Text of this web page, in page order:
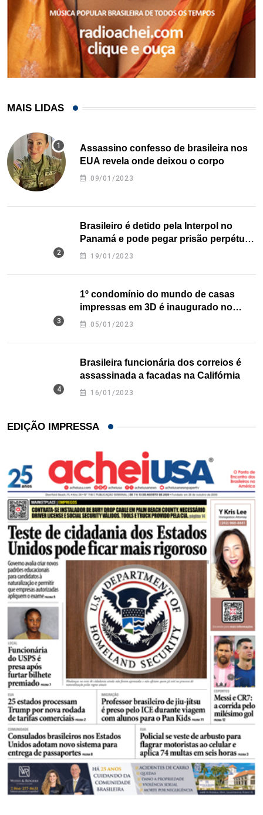
MAIS LIDAS
Assassino confesso de brasileira nos
EUA revela onde deixou o corpo
09/01/2023
Brasileiro é detido pela Interpol no
Panamá e pode pegar prisão perpétua
nos EUA
19/01/2023
1º condomínio do mundo de casas
impressas em 3D é inaugurado no
Texas
05/01/2023
Brasileira funcionária dos correios é
assassinada a facadas na Califórnia
16/01/2023
EDIÇÃO IMPRESSA